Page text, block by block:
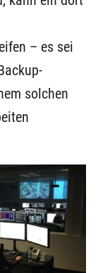
– es sei
solchen